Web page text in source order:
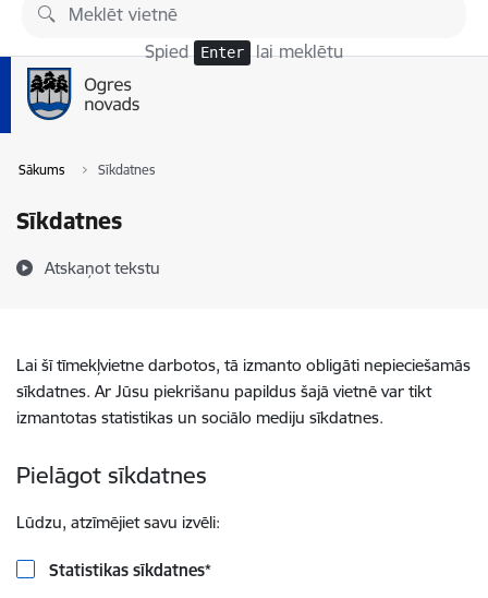
Pāriet uz lapas saturu
Spied Enter lai meklētu
Sākums Sīkdatnes
Sīkdatnes
Atskaņot tekstu
Lai šī tīmekļvietne darbotos, tā izmanto obligāti nepieciešamās
sīkdatnes. Ar Jūsu piekrišanu papildus šajā vietnē var tikt
izmantotas statistikas un sociālo mediju sīkdatnes.
Pielāgot sīkdatnes
Lūdzu, atzīmējiet savu izvēli:
Statistikas sīkdatnes*